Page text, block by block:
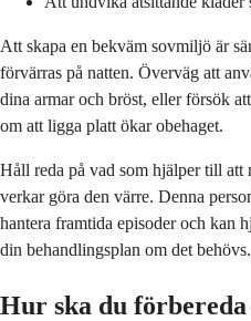
Att skapa en bekväm sovmiljö är
förvärras på natten. Överväg att
dina armar och bröst, eller försök
om att ligga platt ökar obehaget.
Håll reda på vad som hjälper till att
verkar göra den värre. Denna
hantera framtida episoder och kan
din behandlingsplan om det behövs.
Hur ska du